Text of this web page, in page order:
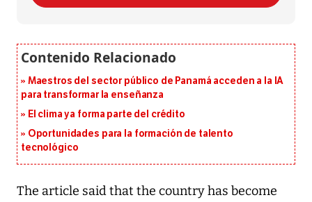
Maestros del sector público de Panamá acceden a la IA
para transformar la enseñanza
El clima ya forma parte del crédito
Oportunidades para la formación de talento
tecnológico
The article said that the country has become